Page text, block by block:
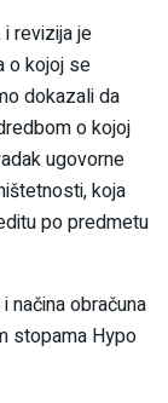
revizija je
o kojoj se
dokazali da
o kojoj
ugovorne
koja
po predmetu
načina obračuna
stopama Hypo